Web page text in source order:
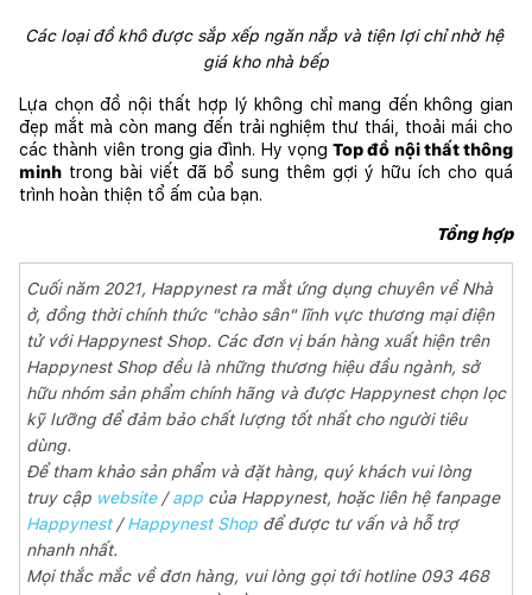
Các loại đồ khô được sắp xếp ngăn nắp và tiện lợi chỉ nhờ hệ
giá kho nhà bếp
Lựa chọn đồ nội thất hợp lý không chỉ mang đến không gian
đẹp mắt mà còn mang đến trải nghiệm thư thái, thoải mái cho
các thành viên trong gia đình. Hy vọng Top đồ nội thất thông
minh trong bài viết đã bổ sung thêm gợi ý hữu ích cho quá
trình hoàn thiện tổ ấm của bạn.
Tổng hợp
Cuối năm 2021, Happynest ra mắt ứng dụng chuyên về Nhà
ở, đồng thời chính thức "chào sân" lĩnh vực thương mại điện
tử với Happynest Shop. Các đơn vị bán hàng xuất hiện trên
Happynest Shop đều là những thương hiệu đầu ngành, sở
hữu nhóm sản phẩm chính hãng và được Happynest chọn lọc
kỹ lưỡng để đảm bảo chất lượng tốt nhất cho người tiêu
dùng.
Để tham khảo sản phẩm và đặt hàng, quý khách vui lòng
truy cập website/app của Happynest, hoặc liên hệ fanpage
Happynest/Happynest Shop để được tư vấn và hỗ trợ
nhanh nhất.
Mọi thắc mắc về đơn hàng, vui lòng gọi tới hotline 093 468